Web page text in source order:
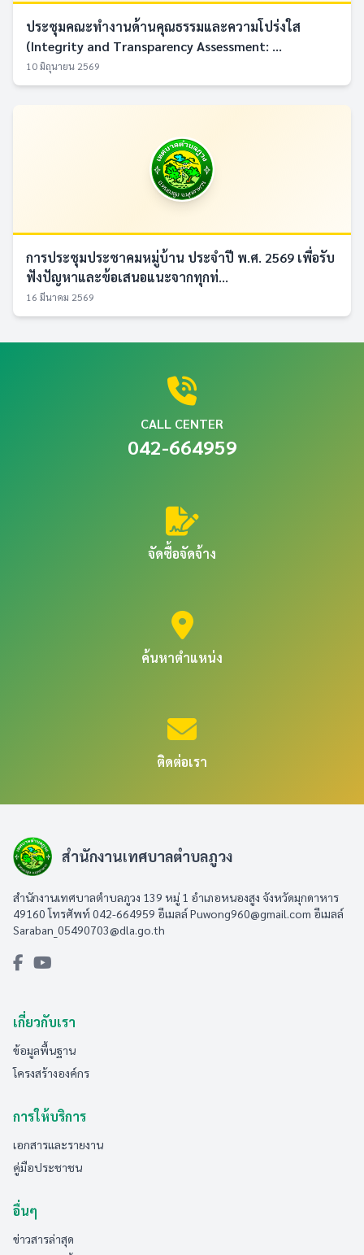
ประชุมคณะทำงานด้านคุณธรรมและความโปร่งใส
(Integrity and Transparency Assessment: ...
10 มิถุนายน 2569
การประชุมประชาคมหมู่บ้าน ประจำปี พ.ศ. 2569 เพื่อรับ
ฟังปัญหาและข้อเสนอแนะจากทุกท่...
16 มีนาคม 2569
CALL CENTER
042-664959
จัดซื้อจัดจ้าง
ค้นหาตำแหน่ง
ติดต่อเรา
สำนักงานเทศบาลตำบลภูวง
สำนักงานเทศบาลตำบลภูวง 139 หมู่ 1 อำเภอหนองสูง จังหวัดมุกดาหาร
49160 โทรศัพท์ 042-664959 อีเมลล์Puwong960@gmail.com อีเมลล์
Saraban_05490703@dla.go.th
เกี่ยวกับเรา
ข้อมูลพื้นฐาน
โครงสร้างองค์กร
การให้บริการ
เอกสารและรายงาน
คู่มือประชาชน
อื่นๆ
ข่าวสารล่าสุด